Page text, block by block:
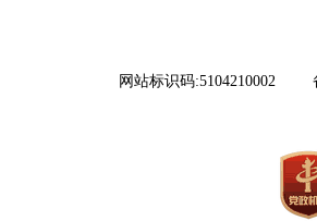
网站标识码:5104210002